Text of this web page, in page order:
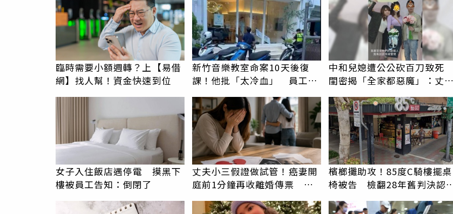
臨時需要小額週轉？上【易借
網】找人幫！資金快速到位
新竹音樂教室命案10天後復
課！他批「太冷血」 員工怒
中和兒媳遭公公砍百刀致
閨密揭「全家都惡魔」：丈
女子入住飯店遇停電 摸黑下
樓被員工告知：倒閉了
丈夫小三假證做試管！癌妻開
庭前1分鐘再收離婚傳票 她
檳榔攤助攻！85度C騎樓擺桌
椅被告 檢翻28年舊判決認